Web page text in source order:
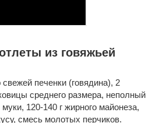
из говяжьей
печенки (говядина), 2
среднего размера, неполный
120-140 г жирного майонеза,
смесь молотых перчиков.